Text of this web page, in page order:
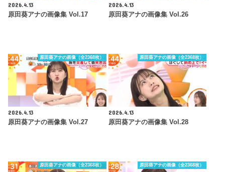
2026.4.13
原田葵アナの画像集 Vol.17
2026.4.13
原田葵アナの画像集 Vol.26
原田葵アナの画像（全2368枚）
2026.4.13
原田葵アナの画像集 Vol.27
原田葵アナの画像（全2368枚）
2026.4.13
原田葵アナの画像集 Vol.28
原田葵アナの画像（全2368枚） 原田葵アナの画像（全2368枚）